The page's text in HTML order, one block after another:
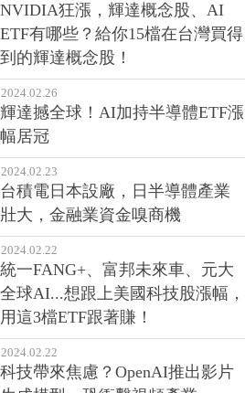
NVIDIA狂漲，輝達概念股、AI
ETF有哪些？給你15檔在台灣買得
到的輝達概念股！
2024.02.26
輝達撼全球！AI加持半導體ETF漲
幅居冠
2024.02.23
台積電日本設廠，日半導體產業
壯大，金融業資金嗅商機
2024.02.22
統一FANG+、富邦未來車、元大
全球AI...想跟上美國科技股漲幅，
用這3檔ETF跟著賺！
2024.02.22
科技帶來焦慮？OpenAI推出影片